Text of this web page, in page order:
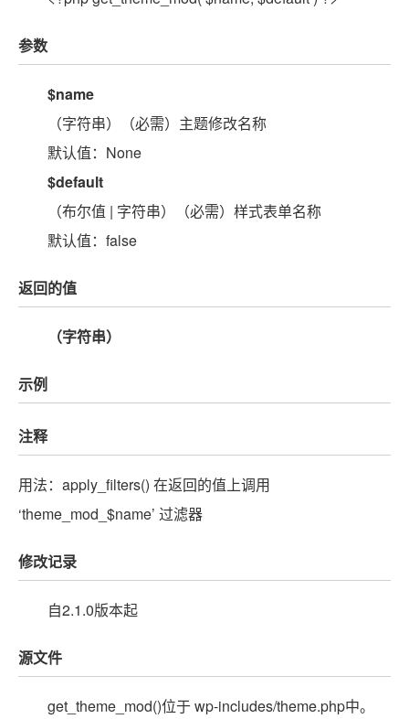
参数
$name
（字符串）（必需）主题修改名称
默认值：None
$default
（布尔值 | 字符串）（必需）样式表单名称
默认值：false
返回的值
（字符串）
示例
注释
用法：apply_filters() 在返回的值上调用
‘theme_mod_$name’ 过滤器
修改记录
自2.1.0版本起
源文件
get_theme_mod()位于 wp-includes/theme.php中。